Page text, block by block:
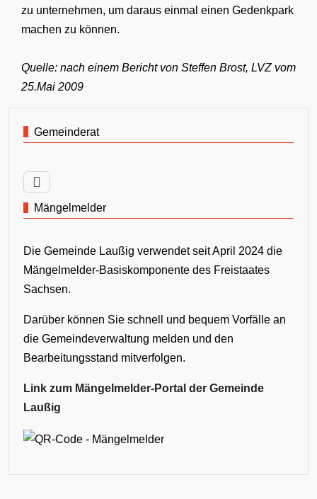
zu unternehmen, um daraus einmal einen Gedenkpark
machen zu können.
Quelle: nach einem Bericht von Steffen Brost, LVZ vom
25.Mai 2009
Gemeinderat
Mängelmelder
Die Gemeinde Laußig verwendet seit April 2024 die
Mängelmelder-Basiskomponente des Freistaates
Sachsen.
Darüber können Sie schnell und bequem Vorfälle an
die Gemeindeverwaltung melden und den
Bearbeitungsstand mitverfolgen.
Link zum Mängelmelder-Portal der Gemeinde
Laußig